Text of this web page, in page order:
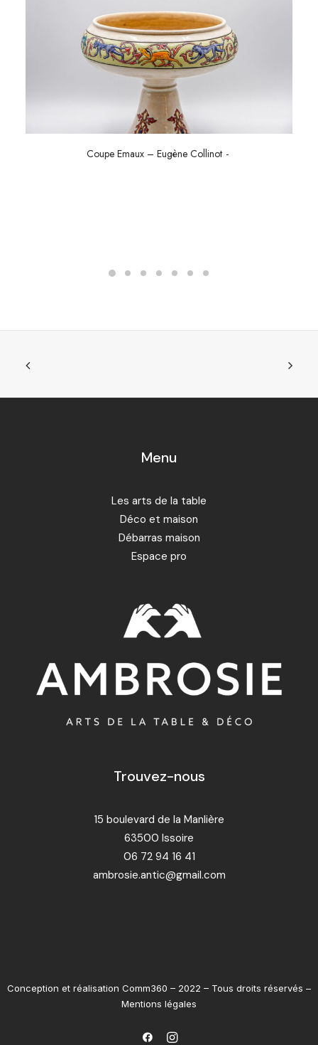
Coupe Emaux – Eugène Collinot
Menu
Les arts de la table
Déco et maison
Débarras maison
Espace pro
Trouvez-nous
15 boulevard de la Manlière
63500 Issoire
06 72 94 16 41
ambrosie.antic@gmail.com
Conception et réalisation Comm360 – 2022 – Tous droits réservés –
Mentions légales